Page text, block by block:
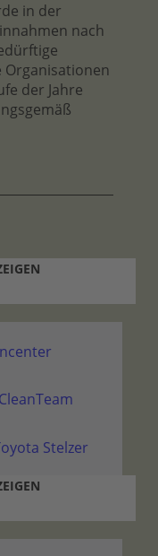
in der
nach
Organisationen
der Jahre